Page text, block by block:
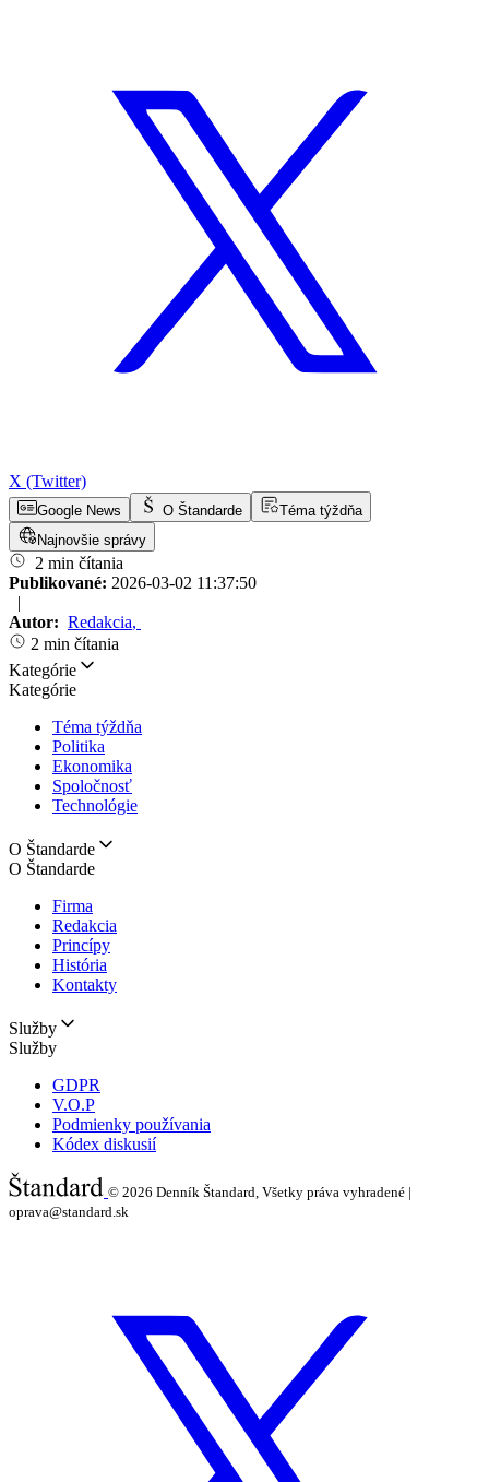
X (Twitter)
Google News O Štandarde
Téma týždňa
Najnovšie správy
2 min čítania
Publikované: 2026-03-02 11:37:50
|
Autor: Redakcia,
2 min čítania
Kategórie
Kategórie
Téma týždňa
Politika
Ekonomika
Spoločnosť
Technológie
O Štandarde
O Štandarde
Firma
Redakcia
Princípy
História
Kontakty
Služby
Služby
GDPR
V.O.P
Podmienky používania
Kódex diskusií
© 2026 Denník Štandard, Všetky práva vyhradené |
oprava@standard.sk